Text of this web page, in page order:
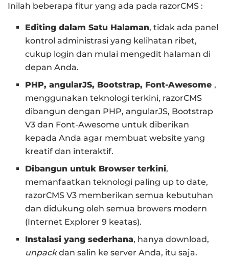
Inilah beberapa fitur yang ada pada razorCMS :
Editing dalam Satu Halaman, tidak ada panel
kontrol administrasi yang kelihatan ribet,
cukup login dan mulai mengedit halaman di
depan Anda.
PHP, angularJS, Bootstrap, Font-Awesome ,
menggunakan teknologi terkini, razorCMS
dibangun dengan PHP, angularJS, Bootstrap
V3 dan Font-Awesome untuk diberikan
kepada Anda agar membuat website yang
kreatif dan interaktif.
Dibangun untuk Browser terkini,
memanfaatkan teknologi paling up to date,
razorCMS V3 memberikan semua kebutuhan
dan didukung oleh semua browers modern
(Internet Explorer 9 keatas).
Instalasi yang sederhana, hanya download,
unpackdan salin ke server Anda, itu saja.